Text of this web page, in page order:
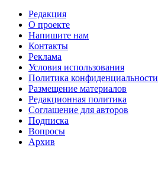
Редакция
О проекте
Напишите нам
Контакты
Реклама
Условия использования
Политика конфиденциальности
Размещение материалов
Редакционная политика
Соглашение для авторов
Подписка
Вопросы
Архив